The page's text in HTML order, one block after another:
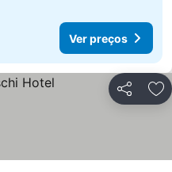
Ver preços
Partilhar